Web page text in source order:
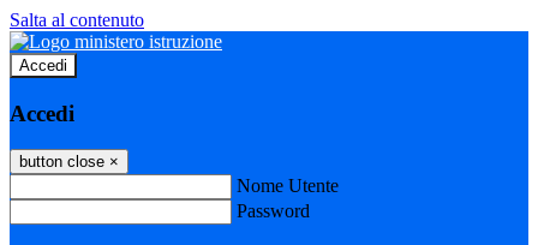
Salta al contenuto
Accedi
Accedi
button close ×
Nome Utente
Password